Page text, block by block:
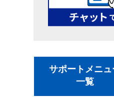
サポートメニュ
一覧